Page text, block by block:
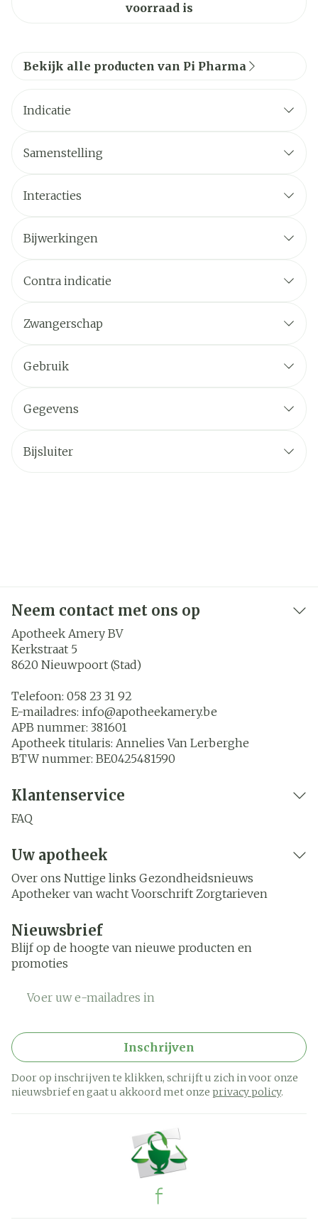
voorraad is
Bekijk alle producten van Pi Pharma
Indicatie
Samenstelling
Interacties
Bijwerkingen
Contra indicatie
Zwangerschap
Gebruik
Gegevens
Bijsluiter
Neem contact met ons op
Apotheek Amery BV
Kerkstraat 5
8620 Nieuwpoort (Stad)
Telefoon: 058 23 31 92
E-mailadres: info@apotheekamery.be
APB nummer: 381601
Apotheek titularis: Annelies Van Lerberghe
BTW nummer: BE0425481590
Klantenservice
FAQ
Uw apotheek
Over ons Nuttige links Gezondheidsnieuws
Apotheker van wacht Voorschrift Zorgtarieven
Nieuwsbrief
Blijf op de hoogte van nieuwe producten en
promoties
Inschrijven
Door op inschrijven te klikken, schrijft u zich in voor onze
nieuwsbrief en gaat u akkoord met onze privacy policy.